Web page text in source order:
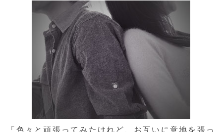
「色々と頑張ってみたけれど、お互いに意地を張っ